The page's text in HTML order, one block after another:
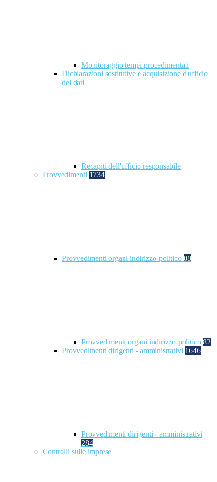
Monitoraggio tempi procedimentali
Dichiarazioni sostitutive e acquisizione d'ufficio
dei dati
Recapiti dell'ufficio responsabile
Provvedimenti 1734
Provvedimenti organi indirizzo-politico 88
Provvedimenti organi indirizzo-politico 82
Provvedimenti dirigenti - amministrativi 1646
Provvedimenti dirigenti - amministrativi
284
Controlli sulle imprese